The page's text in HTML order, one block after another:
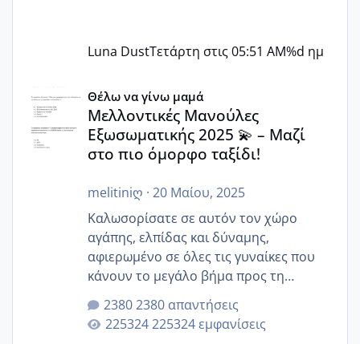
Luna DustΤετάρτη στις 05:51 AM%d ημ
Μελλοντικές Μανούλες Εξωσωματικής 2025 💫 – Μαζί
Θέλω να γίνω μαμά
Μελλοντικές Μανούλες
Εξωσωματικής 2025 💫 – Μαζί
στο πιο όμορφο ταξίδι!
melitiniღ · 20 Μαίου, 2025
Καλωσορίσατε σε αυτόν τον χώρο
αγάπης, ελπίδας και δύναμης,
αφιερωμένο σε όλες τις γυναίκες που
κάνουν το μεγάλο βήμα προς τη
μητρότητα μέσω εξωσωματικής το 2025.
Εδώ θα μοιραστούμε αγωνίες, χαρές,
εμπειρίες και κάθε μικρή ή μεγάλη
2380 απαντήσεις
225324 εμφανίσεις